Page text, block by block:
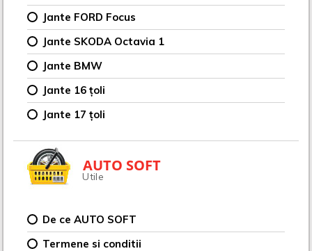
Jante FORD Focus
Jante SKODA Octavia 1
Jante BMW
Jante 16 țoli
Jante 17 țoli
AUTO SOFT
Utile
De ce AUTO SOFT
Termene si conditii